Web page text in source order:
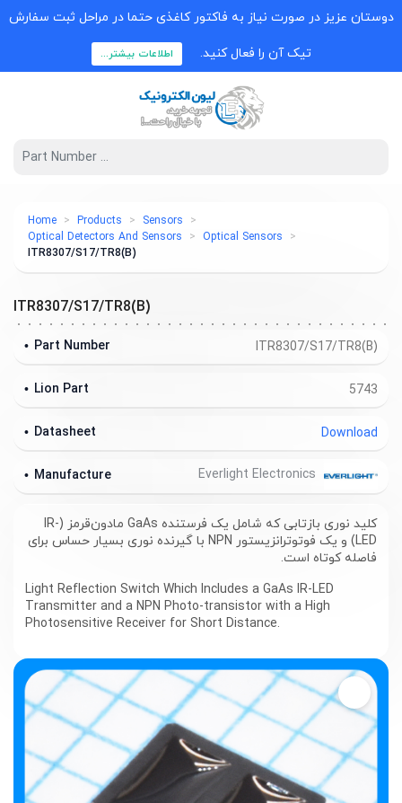
دوستان عزیز در صورت نیاز به فاکتور کاغذی حتما در مراحل ثبت سفارش
تیک آن را فعال کنید. اطلاعات بیشتر...
Home Products
Sensors
Optical Detectors And Sensors
Optical Sensors
ITR8307/S17/TR8(B)
ITR8307/S17/TR8(B)
ITR8307/S17/TR8(B)
Part Number
5743
Lion Part
Download
Datasheet
Manufacture
کلید نوری بازتابی که شامل یک فرستنده GaAs مادون‌قرمز (IR-
LED) و یک فوتو‌ترانزیستور NPN با گیرنده نوری بسیار حساس برای
فاصله کوتاه است.
Light Reflection Switch Which Includes a GaAs IR-LED
Transmitter and a NPN Photo-transistor with a High
Photosensitive Receiver for Short Distance.